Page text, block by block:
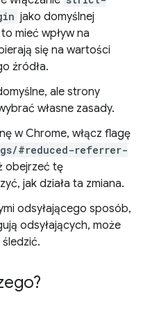
jako domyślnej
mieć wpływ na
się na wartości
źródła.
ale strony
własne zasady.
w Chrome, włącz flagę
#reduced-referrer-
obejrzeć tę
jak działa ta zmiana.
odsyłającego sposób,
odsyłających, może